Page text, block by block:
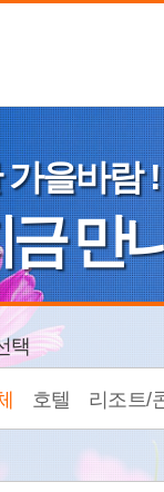
을바람 !
만
택
호텔 리조트/